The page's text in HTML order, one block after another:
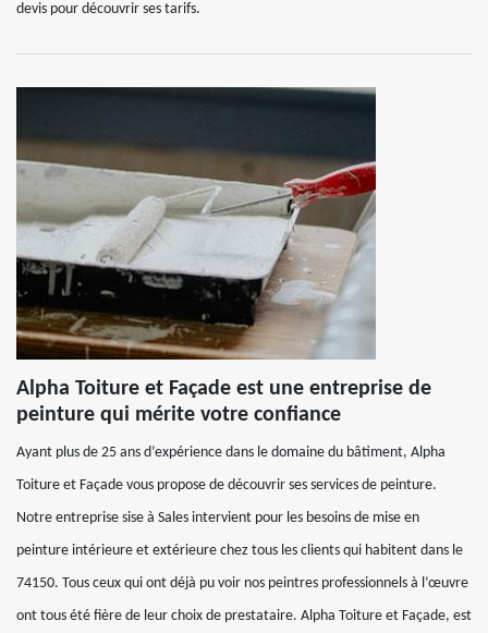
devis pour découvrir ses tarifs.
Alpha Toiture et Façade est une entreprise de
peinture qui mérite votre confiance
Ayant plus de 25 ans d’expérience dans le domaine du bâtiment, Alpha
Toiture et Façade vous propose de découvrir ses services de peinture.
Notre entreprise sise à Sales intervient pour les besoins de mise en
peinture intérieure et extérieure chez tous les clients qui habitent dans le
74150. Tous ceux qui ont déjà pu voir nos peintres professionnels à l’œuvre
ont tous été fière de leur choix de prestataire. Alpha Toiture et Façade, est